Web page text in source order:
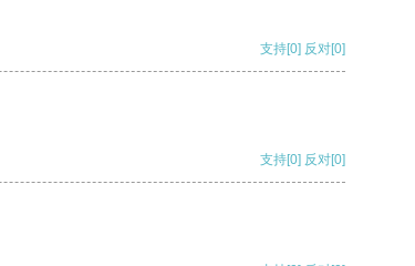
支持[0] 反对[0]
支持[0] 反对[0]